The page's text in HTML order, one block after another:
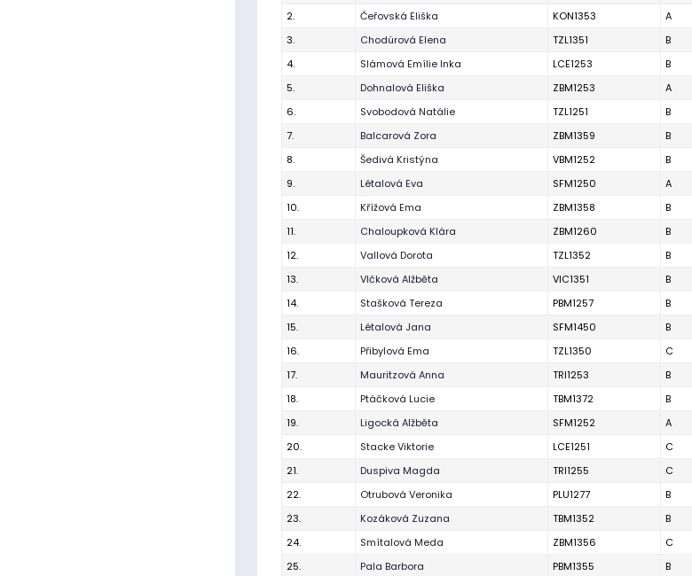
2.
Čeřovská Eliška KON1353 A
3.
Chodúrová Elena TZL1351 B
4.
Slámová Emílie Inka LCE1253 B
5.
Dohnalová Eliška ZBM1253 A
6.
Svobodová Natálie TZL1251 B
7.
Balcarová Zora ZBM1359 B
8.
Šedivá Kristýna VBM1252 B
9.
Létalová Eva SFM1250 A
10.
Křížová Ema ZBM1358 B
11.
Chaloupková Klára ZBM1260 B
12.
Vallová Dorota TZL1352 B
13.
Vlčková Alžběta VIC1351 B
14.
Stašková Tereza PBM1257 B
15.
Létalová Jana SFM1450 B
16.
Přibylová Ema TZL1350 C
17.
Mauritzová Anna TRI1253 B
18.
Ptáčková Lucie TBM1372 B
19.
Ligocká Alžběta SFM1252 A
20.
Stacke Viktorie LCE1251 C
21.
Duspiva Magda TRI1255 C
22.
Otrubová Veronika PLU1277 B
23.
Kozáková Zuzana TBM1352 B
24.
Smítalová Meda ZBM1356 C
25.
Pala Barbora PBM1355 B